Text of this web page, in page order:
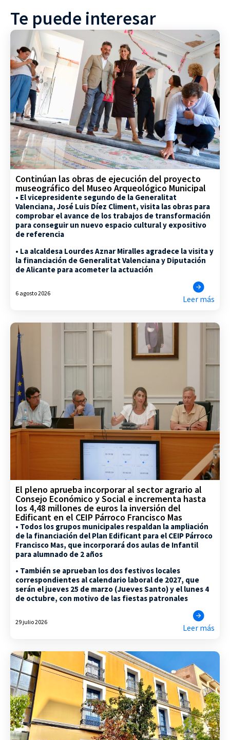
Te puede interesar
Continúan las obras de ejecución del proyecto
museográfico del Museo Arqueológico Municipal
• El vicepresidente segundo de la Generalitat
Valenciana, José Luis Díez Climent, visita las obras para
comprobar el avance de los trabajos de transformación
para conseguir un nuevo espacio cultural y expositivo
de referencia
• La alcaldesa Lourdes Aznar Miralles agradece la visita y
la financiación de Generalitat Valenciana y Diputación
de Alicante para acometer la actuación
6 agosto 2026
Leer más
El pleno aprueba incorporar al sector agrario al
Consejo Económico y Social e incrementa hasta
los 4,48 millones de euros la inversión del
Edificant en el CEIP Párroco Francisco Mas
• Todos los grupos municipales respaldan la ampliación
de la financiación del Plan Edificant para el CEIP Párroco
Francisco Mas, que incorporará dos aulas de Infantil
para alumnado de 2 años
• También se aprueban los dos festivos locales
correspondientes al calendario laboral de 2027, que
serán el jueves 25 de marzo (Jueves Santo) y el lunes 4
de octubre, con motivo de las fiestas patronales
29 julio 2026
Leer más